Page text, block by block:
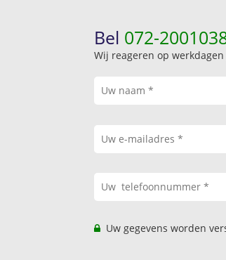
Bel 072-
Wij reageren op werkdagen
Uw gegevens worden